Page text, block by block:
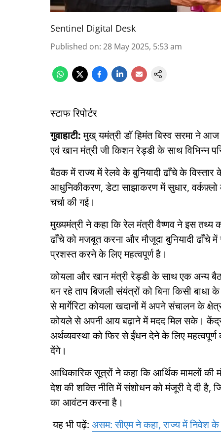
Sentinel Digital Desk
Published on: 28 May 2025, 5:53 am
स्टाफ रिपोर्टर
गुवाहाटी:मुख् यमंत्री डॉ हिमंत बिस्व सरमा ने आज
एवं खान मंत्री जी किशन रेड्डी के साथ विभिन्न
बैठक में राज्य में रेलवे के बुनियादी ढाँचे के
आधुनिकीकरण, डेटा साझाकरण में सुधार,
चर्चा की गई।
मुख्यमंत्री ने कहा कि रेल मंत्री वैष्णव ने इस तथ्य
ढाँचे को मजबूत करना और मौजूदा बुनियादी ढाँचे
प्रशस्त करने के लिए महत्वपूर्ण है।
कोयला और खान मंत्री रेड्डी के साथ एक अन्य
बन रहे ताप बिजली संयंत्रों को बिना किसी
से मार्गेरिटा कोयला खदानों में अपने संचालन के
कोयले से अपनी आय बढ़ाने में मदद मिल सके।
अर्थव्यवस्था को फिर से ईंधन देने के लिए
देंगे।
आधिकारिक सूत्रों ने कहा कि आर्थिक मामलों की
देश की शक्ति नीति में संशोधन को मंजूरी दे दी है,
का आवंटन करना है।
यह भी पढ़ें: असम: सीएम ने कहा, राज्य में निवेश